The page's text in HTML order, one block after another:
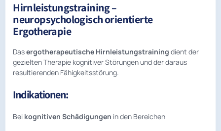
Hirnleistungstraining –
neuropsychologisch orientierte
Ergotherapie
Dasergotherapeutische Hirnleistungstraining dient der
gezielten Therapie kognitiver Störungen und der daraus
resultierenden Fähigkeitsstörung.
Indikationen:
Bei kognitiven Schädigungen in den Bereichen